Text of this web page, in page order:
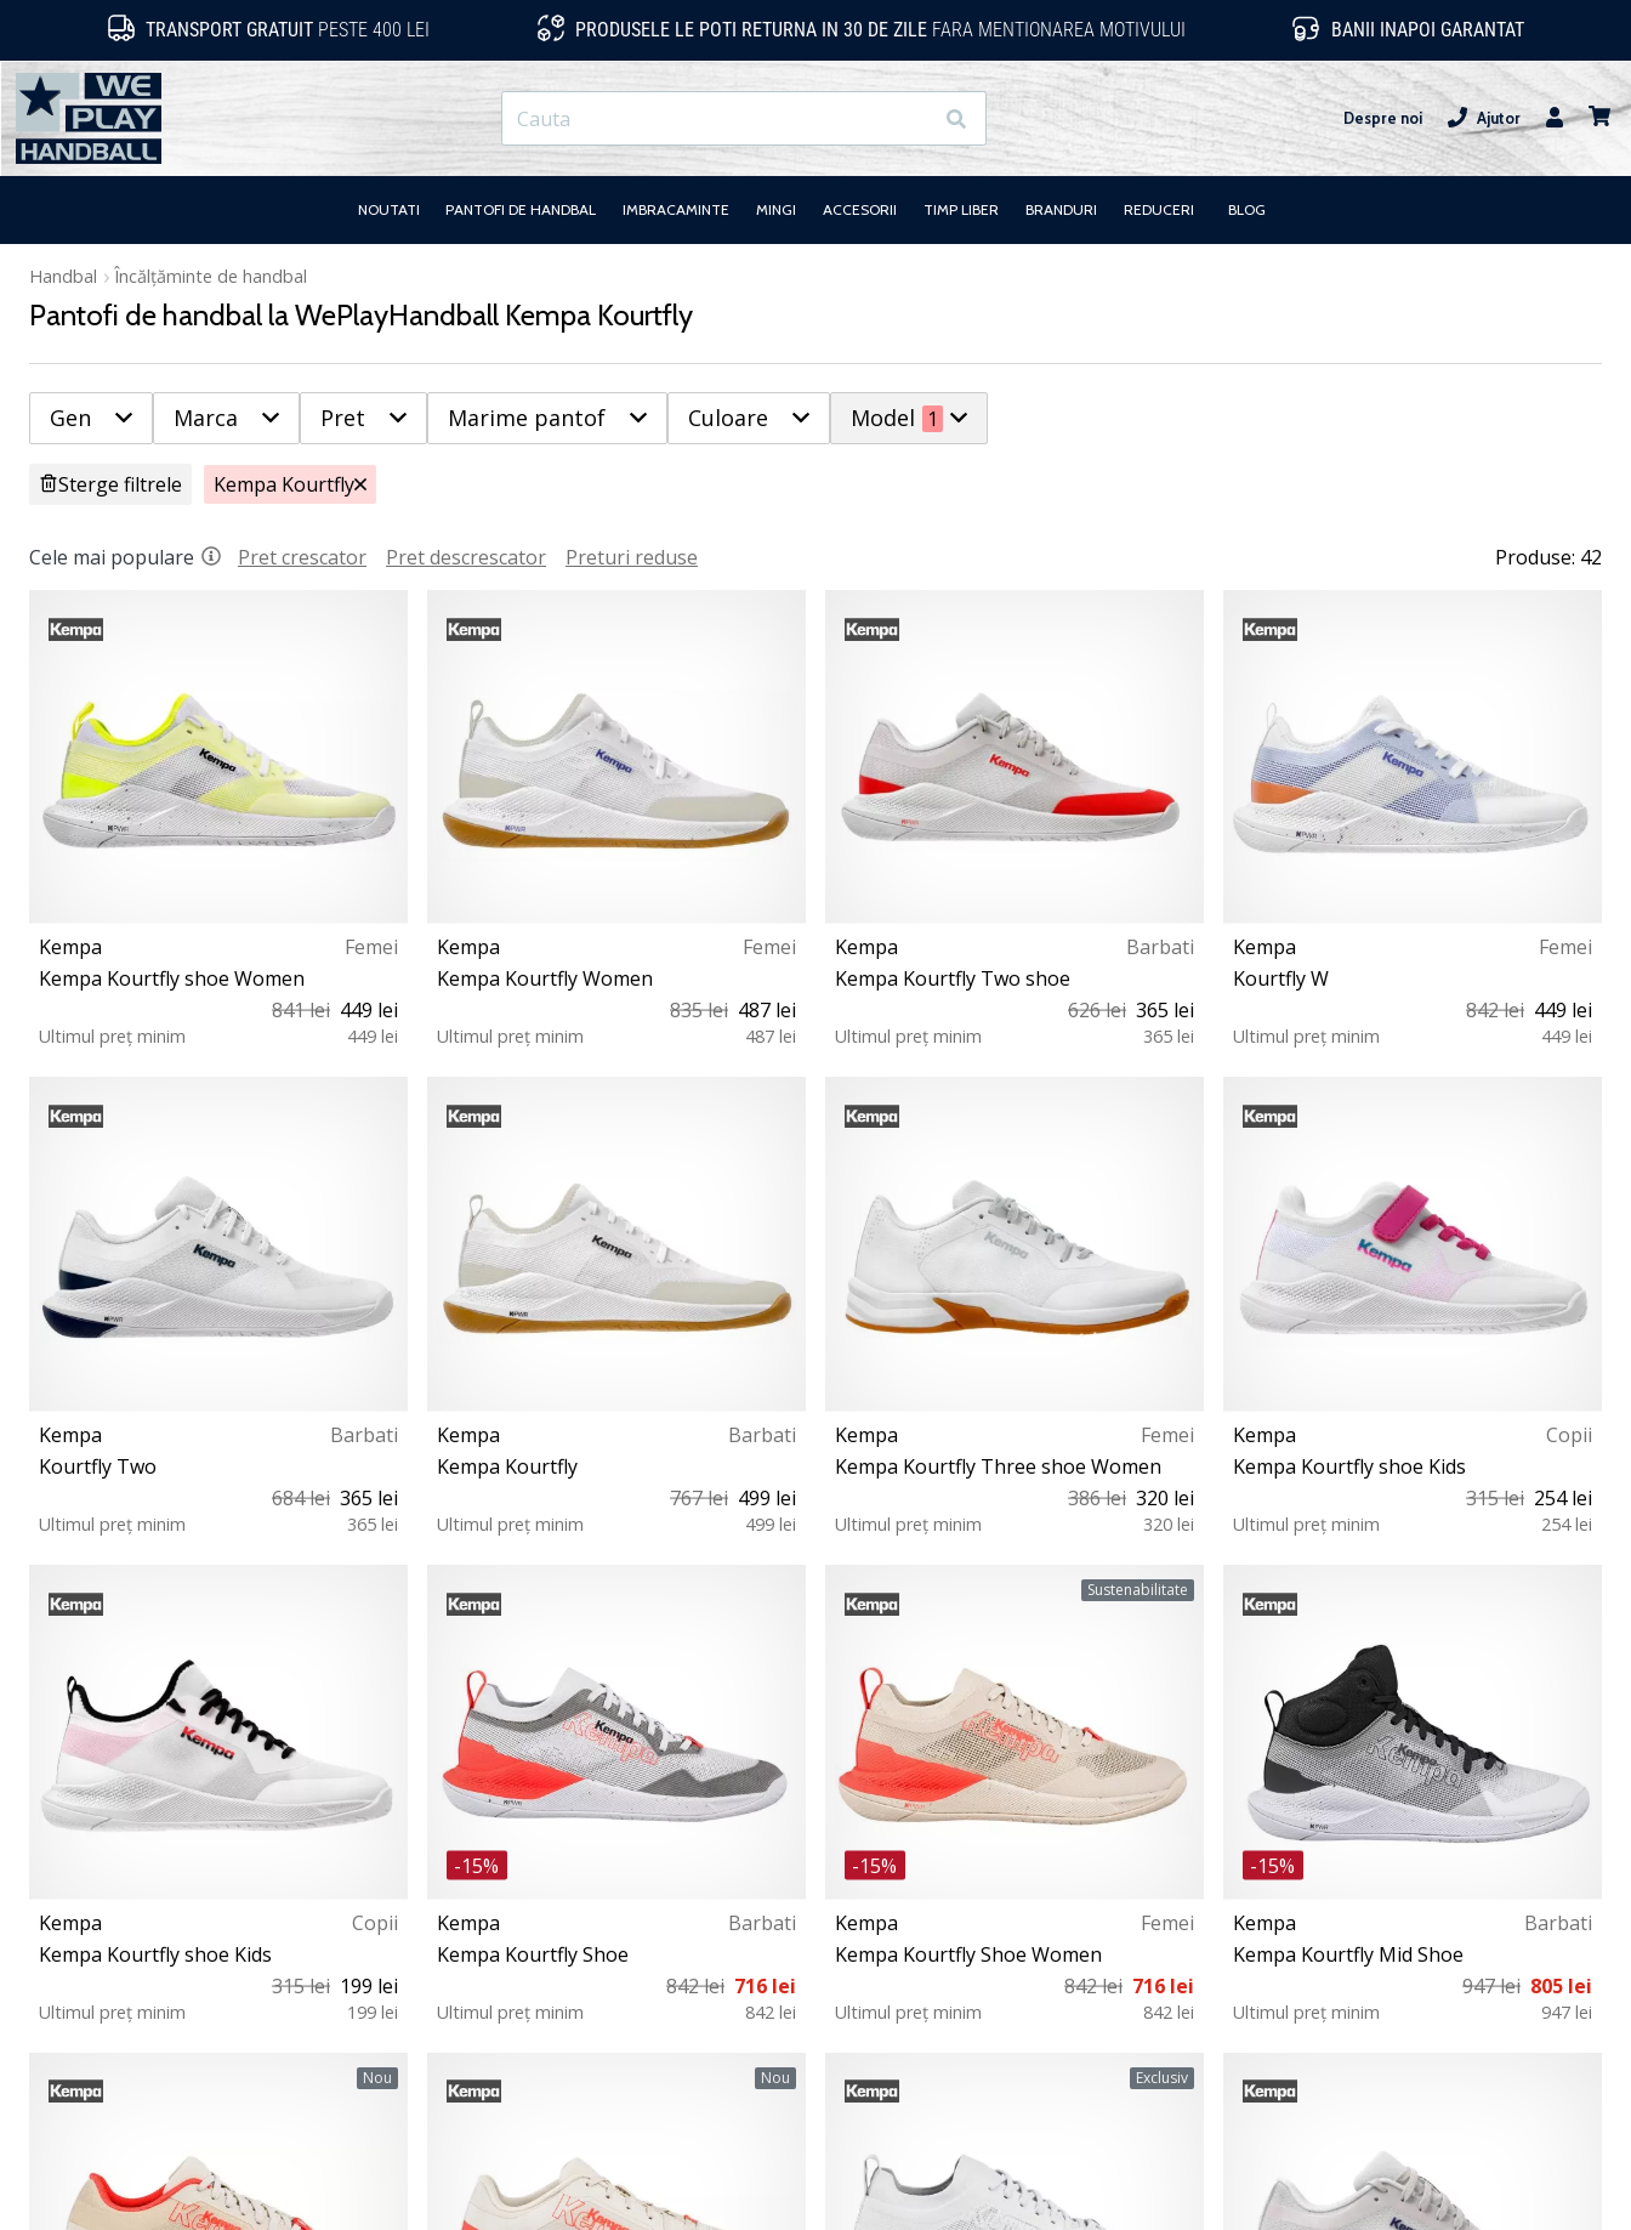
TRANSPORT GRATUITPESTE 400 LEI PRODUSELE LE POTI RETURNA IN 30 DE ZILEFARA MENTIONAREA MOTIVULUI BANII INAPOI GARANTAT
WePlayHandball.ro
Cauta Despre noi
Ajutor
Utilizator
NOUTATI PANTOFI DE HANDBAL IMBRACAMINTE MINGI ACCESORII TIMP LIBER BRANDURI REDUCERI BLOG
Handbal Încălțăminte de handbal
Pantofi de handbal la WePlayHandball Kempa Kourtfly
Gen Marca Pret Marime pantof Culoare Model 1
Sterge filtrele Kempa Kourtfly
Cele mai populare Pret crescator Pret descrescator Preturi reduse Produse: 42
Kempa
Femei
Kempa Kourtfly shoe Women
841 lei 449 lei
Ultimul preț minim 449 lei
Kempa
Femei
Kempa Kourtfly Women
835 lei 487 lei
Ultimul preț minim 487 lei
Kempa
Barbati
Kempa Kourtfly Two shoe
626 lei 365 lei
Ultimul preț minim 365 lei
Kempa
Femei
Kourtfly W
842 lei 449 lei
Ultimul preț minim 449 lei
Kempa
Barbati
Kourtfly Two
684 lei 365 lei
Ultimul preț minim 365 lei
Kempa
Barbati
Kempa Kourtfly
767 lei 499 lei
Ultimul preț minim 499 lei
Kempa
Femei
Kempa Kourtfly Three shoe Women
386 lei 320 lei
Ultimul preț minim 320 lei
36 37 37½ 38 40½ 42½ 43 44
Kempa
Copii
Kempa Kourtfly shoe Kids
315 lei 254 lei
Ultimul preț minim 254 lei
Kempa
Copii
Kempa Kourtfly shoe Kids
315 lei 199 lei
Ultimul preț minim 199 lei
-15%
Kempa
Barbati
Kempa Kourtfly Shoe
842 lei 716 lei
Ultimul preț minim 842 lei
39½ 41 42 42½ 43 44 44½ 45 45½ 46 47 48
Sustenabilitate
-15%
Kempa
Femei
Kempa Kourtfly Shoe Women
842 lei 716 lei
Ultimul preț minim 842 lei
37 37½ 38 38½ 39 39½ 40½ 41 42 42½ 43
-15%
Kempa
Barbati
Kempa Kourtfly Mid Shoe
947 lei 805 lei
Ultimul preț minim 947 lei
Nou Nou Exclusiv